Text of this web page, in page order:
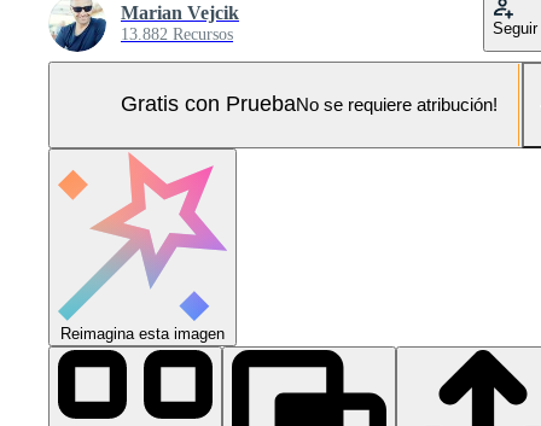
Marian Vejcik
13.882 Recursos Seguir
Gratis con PruebaNo se requiere atribución!
Reimagina esta imagen